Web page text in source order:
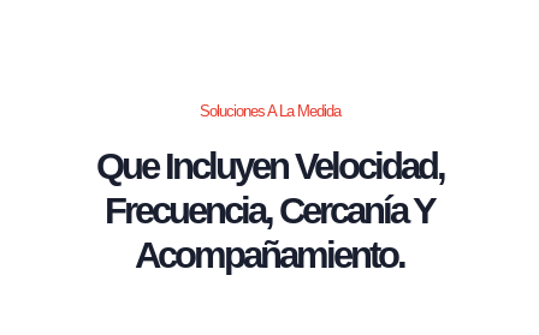
Soluciones A La Medida
Que Incluyen Velocidad,
Frecuencia, Cercanía Y
Acompañamiento.